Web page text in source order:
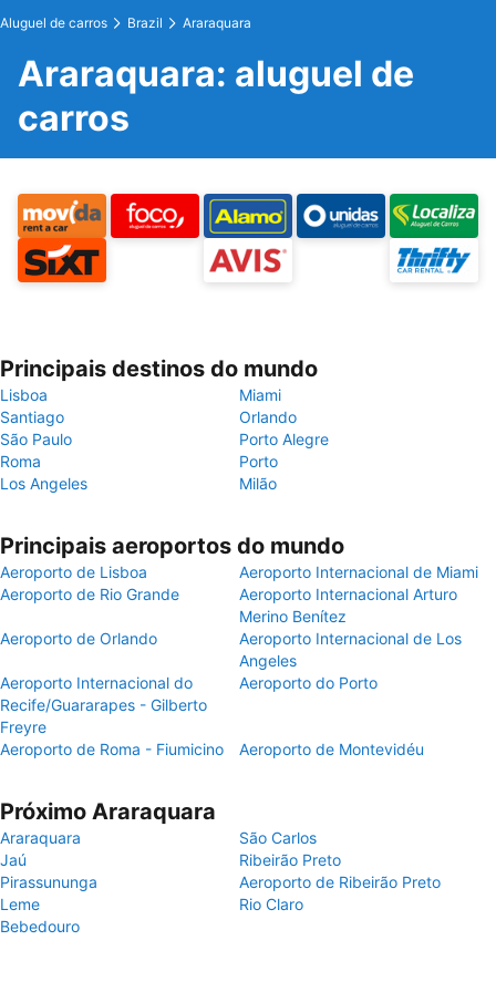
Aluguel de carros Brazil Araraquara
Araraquara: aluguel de
carros
Principais destinos do mundo
Lisboa
Miami
Santiago
Orlando
São Paulo
Porto Alegre
Roma
Porto
Los Angeles
Milão
Principais aeroportos do mundo
Aeroporto de Lisboa
Aeroporto Internacional de Miami
Aeroporto de Rio Grande
Aeroporto Internacional Arturo
Merino Benítez
Aeroporto de Orlando
Aeroporto Internacional de Los
Angeles
Aeroporto Internacional do
Recife/Guararapes - Gilberto
Freyre
Aeroporto do Porto
Aeroporto de Roma - Fiumicino Aeroporto de Montevidéu
Próximo Araraquara
Araraquara
São Carlos
Jaú
Ribeirão Preto
Pirassununga
Aeroporto de Ribeirão Preto
Leme
Rio Claro
Bebedouro